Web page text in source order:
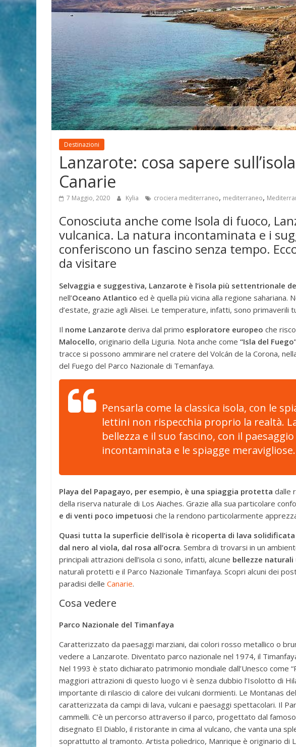
Destinazioni
Lanzarote: cosa sapere
Canarie
7 Maggio, 2020 Kylia crociera mediterraneo, mediterraneo,
Conosciuta anche come Isola di fuoco,
vulcanica. La natura incontaminata e i
conferiscono un fascino senza tempo.
da visitare
Selvaggia e suggestiva, Lanzarote è l’isola più settentrionale
nell’Oceano Atlantico ed è quella più vicina alla regione sahariana.
d’estate, grazie agli Alisei. Le temperature, infatti, sono primaverili
Il nome Lanzarote deriva dal primo esploratore europeo che
Malocello, originario della Liguria. Nota anche come “Isla del
tracce si possono ammirare nel cratere del Volcán de la Corona,
del Fuego del Parco Nazionale di Temanfaya.
Pensarla come la classica isola, con le
lettini non rispecchia proprio la realtà.
bellezza e il suo fascino, con il
incontaminata e le spiagge meravigliose.
Playa del Papagayo, per esempio, è una spiaggia protetta dalle
della riserva naturale di Los Aiaches. Grazie alla sua particolare
e di venti poco impetuosi che la rendono particolarmente
Quasi tutta la superficie dell’isola è ricoperta di lava solidificata
dal nero al viola, dal rosa all’ocra. Sembra di trovarsi in un
principali attrazioni dell’isola ci sono, infatti, alcune bellezze naturali
naturali protetti e il Parco Nazionale Timanfaya. Scopri alcuni dei
paradisi delle Canarie.
Cosa vedere
Parco Nazionale del Timanfaya
Caratterizzato da paesaggi marziani, dai colori rosso metallico o
vedere a Lanzarote. Diventato parco nazionale nel 1974, il
Nel 1993 è stato dichiarato patrimonio mondiale dall’Unesco come
maggiori attrazioni di questo luogo vi è senza dubbio l’Isolotto di
importante di rilascio di calore dei vulcani dormienti. Le Montanas
caratterizzata da campi di lava, vulcani e paesaggi spettacolari. Il
cammelli. C’è un percorso attraverso il parco, progettato dal
disegnato El Diablo, il ristorante in cima al vulcano, che vanta una
soprattutto al tramonto. Artista poliedrico, Manrique è originario di